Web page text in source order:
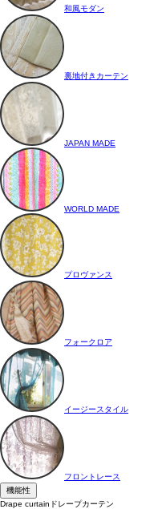
和風モダン
裏地付きカーテン
JAPAN MADE
WORLD MADE
プロヴァンス
フォークロア
イージースタイル
フロントレース
機能性
Drape curtain ドレープカーテン